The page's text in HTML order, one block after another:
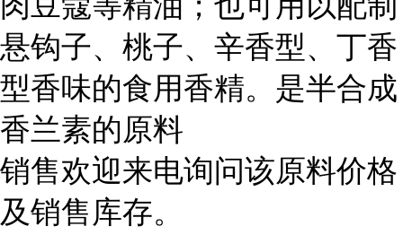
悬钩子、桃子、辛香型、丁香
型香味的食用香精。是半合成
香兰素的原料
销售欢迎来电询问该原料价格
及销售库存。